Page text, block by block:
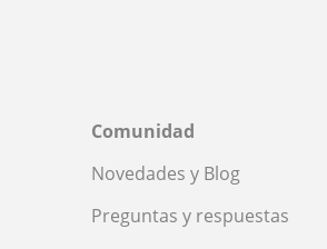
Comunidad
Novedades y Blog
Preguntas y respuestas